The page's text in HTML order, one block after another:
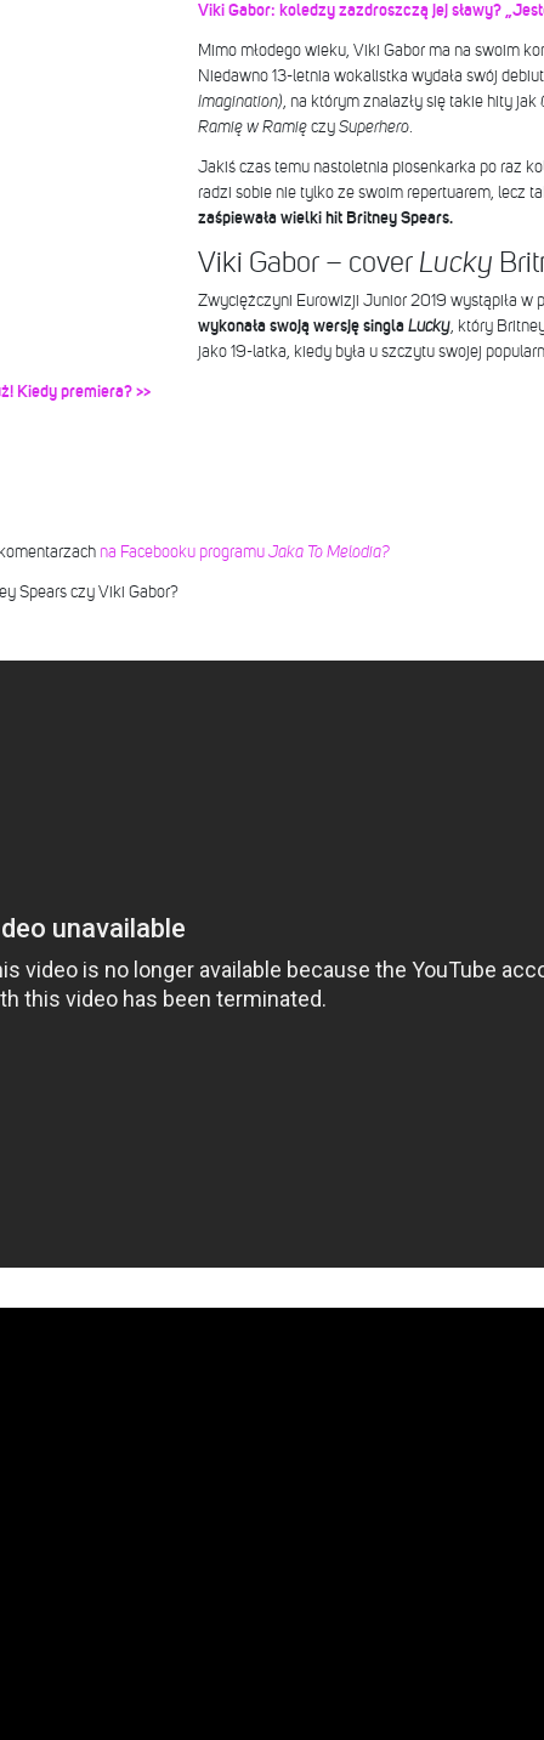
Viki Gabor: koledzy zazdroszczą jej sławy?
Mimo młodego wieku, Viki Gabor ma na swoim
Niedawno 13-letnia wokalistka wydała swój
Imagination), na którym znalazły się takie hity jak
Ramię w Ramię czy Superhero.
Jakiś czas temu nastoletnia piosenkarka po raz
radzi sobie nie tylko ze swoim repertuarem, lecz
zaśpiewała wielki hit Britney Spears.
Viki Gabor – cover Lucky
Zwyciężczyni Eurowizji Junior 2019 wystąpiła w
wykonała swoją wersję singla Lucky, który
jako 19-latka, kiedy była u szczytu swojej
Kiedy premiera? >>
na Facebooku programu Jaka To Melodia?
Spears czy Viki Gabor?